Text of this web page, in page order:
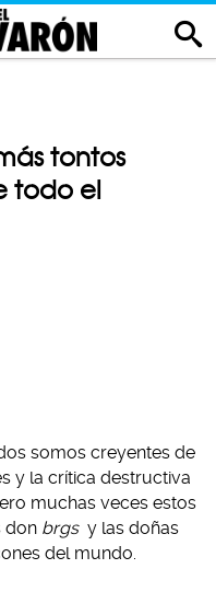
tontos
todo el
somos creyentes de
y la crítica destructiva
muchas veces estos
don brgs y las doñas
del mundo.